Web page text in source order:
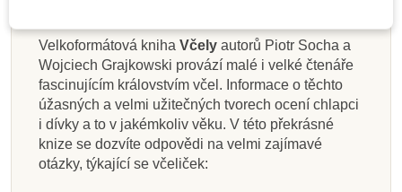
Skladem
GoKids DVD Pets
Skladem
GoKids English Sada
pro děti 6-36 měsíců
Skladem
GoKids Circle Time
Books Set 2
Skladem
JIRI MODELS 24
dnů do Vánoc
Skladem
JIRI MODELS
Příprava na psaní -
Linky a čáry
Skladem
JIRI MODELS Kniha
aktivit - Biologie
Skladem
JIRI MODELS Mapa
světa - velká
bludišťárna
Skladem
Už to znáš? Tvoje
tělo
Velkoformátová kniha Včely autorů Piotr Socha a
Wojciech Grajkowski provází malé i velké čtenáře
fascinujícím královstvím včel. Informace o těchto
úžasných a velmi užitečných tvorech ocení chlapci
i dívky a to v jakémkoliv věku. V této překrásné
knize se dozvíte odpovědi na velmi zajímavé
otázky, týkající se včeliček: